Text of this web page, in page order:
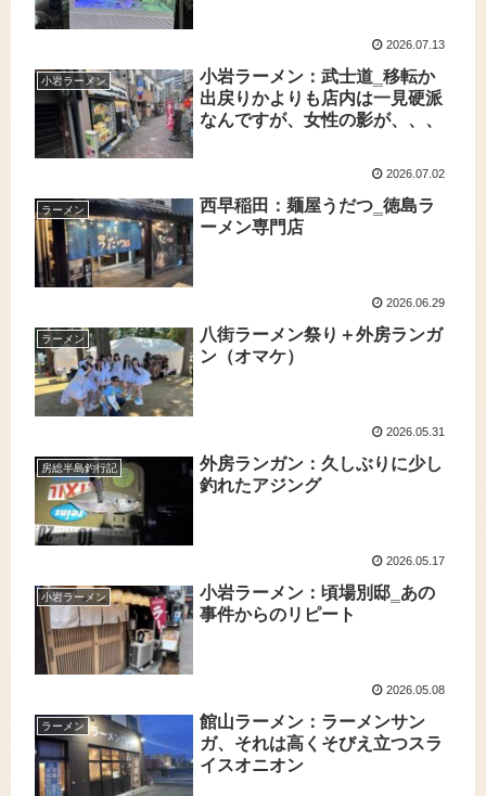
2026.07.13
小岩ラーメン
小岩ラーメン：武士道‗移転か
出戻りかよりも店内は一見硬派
なんですが、女性の影が、、、
2026.07.02
ラーメン
西早稲田：麺屋うだつ‗徳島ラ
ーメン専門店
2026.06.29
ラーメン
八街ラーメン祭り＋外房ランガ
ン（オマケ）
2026.05.31
房総半島釣行記
外房ランガン：久しぶりに少し
釣れたアジング
2026.05.17
小岩ラーメン
小岩ラーメン：頃場別邸‗あの
事件からのリピート
2026.05.08
ラーメン
館山ラーメン：ラーメンサン
ガ、それは高くそびえ立つスラ
イスオニオン